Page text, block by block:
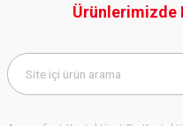
Ürünlerimizde